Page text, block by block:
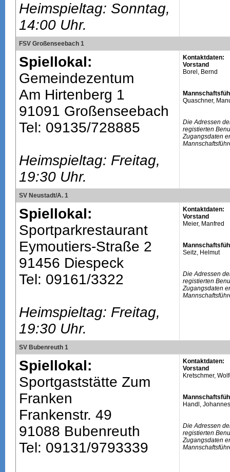
Heimspieltag: Sonntag,
14:00 Uhr.
FSV Großenseebach 1
Spiellokal:
Gemeindezentum
Am Hirtenberg 1
91091 Großenseebach
Tel: 09135/728885
Heimspieltag: Freitag,
19:30 Uhr.
Kontaktdaten:
Vorstand
Borel, Bernd
Quaschner,
Die Adressen
registierten
Zugangsdaten
SV Neustadt/A. 1
Spiellokal:
Sportparkrestaurant
Eymoutiers-Straße 2
91456 Diespeck
Tel: 09161/3322
Heimspieltag: Freitag,
19:30 Uhr.
Kontaktdaten:
Vorstand
Meier, Manfred
Seitz, Helmut
Die Adressen
registierten
Zugangsdaten
SV Bubenreuth 1
Spiellokal:
Sportgaststätte Zum
Franken
Frankenstr. 49
91088 Bubenreuth
Tel: 09131/9793339
Kontaktdaten:
Vorstand
Kretschmer,
Handl, Johannes
Die Adressen
registierten
Zugangsdaten